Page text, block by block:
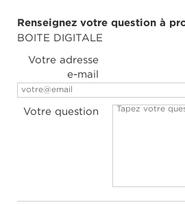
Renseignez votre question à
BOITE DIGITALE
Votre adresse
e-mail
Votre question